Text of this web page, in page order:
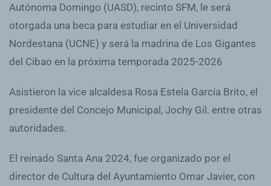
Autónoma Domingo (UASD), recinto SFM, le será
otorgada una beca para estudiar en el Universidad
Nordestana (UCNE) y será la madrina de Los Gigantes
del Cibao en la próxima temporada 2025-2026
Asistieron la vice alcaldesa Rosa Estela García Brito, el
presidente del Concejo Municipal, Jochy Gil. entre otras
autoridades.
El reinado Santa Ana 2024, fue organizado por el
director de Cultura del Ayuntamiento Omar Javier, con